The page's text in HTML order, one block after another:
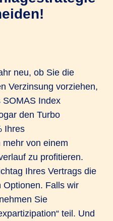
neu, ob Sie die
Verzinsung vorziehen,
SOMAS Index
den Turbo
Ihres
von einem
zu profitieren.
Ihres Vertrags die
Optionen. Falls wir
Sie
teil. Und